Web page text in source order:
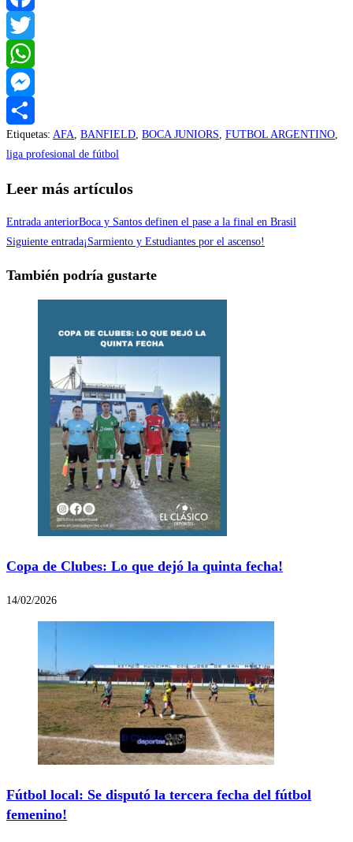
Facebook
Twitter
WhatsApp
Messenger
Compartir
Etiquetas: AFA, BANFIELD, BOCA JUNIORS, FUTBOL ARGENTINO,
liga profesional de fútbol
Leer más artículos
Entrada anteriorBoca y Santos definen el pase a la final en Brasil
Siguiente entrada¡Sarmiento y Estudiantes por el ascenso!
También podría gustarte
Copa de Clubes: Lo que dejó la quinta fecha!
14/02/2026
Fútbol local: Se disputó la tercera fecha del fútbol
femenino!